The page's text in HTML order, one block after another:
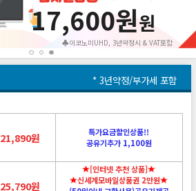
17,600원원
♣이코노미UHD, 3년약정시 & VAT포함
* 3년약정/부가세 포함
21,890원
특가요금할인상품!!
공유기추가 1,100원
25,790원
[인터넷 추천 상품]
신세계모바일상품권 2만원